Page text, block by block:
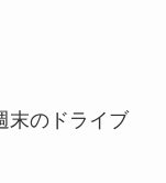
末のドライブ